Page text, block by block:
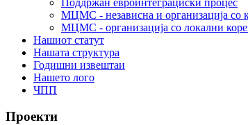
МЦМС - независна и организација со
МЦМС - организација со локални
Нашиот статут
Нашата структура
Годишни извештаи
Нашето лого
ЧПП
Проекти